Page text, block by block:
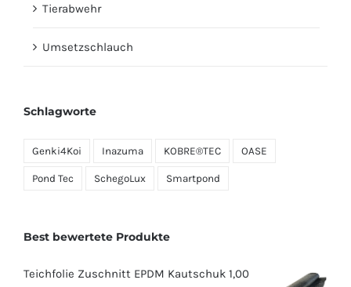
Tierabwehr
Umsetzschlauch
Schlagworte
Genki4Koi Inazuma KOBRE®TEC OASE
Pond Tec SchegoLux Smartpond
Best bewertete Produkte
Teichfolie Zuschnitt EPDM Kautschuk 1,00